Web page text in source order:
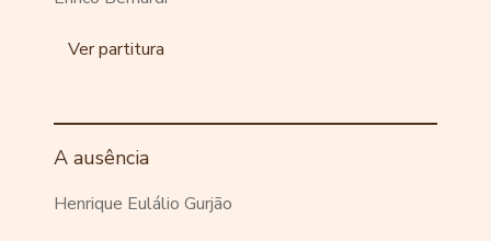
Ver partitura
A ausência
Henrique Eulálio Gurjão